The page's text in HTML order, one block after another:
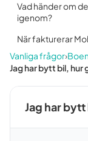
Vad händer om
igenom?
När fakturerar
Vanliga frågor›
Jag har bytt bil, hur
Jag har